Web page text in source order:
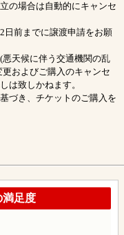
の場合は自動的にキャンセ
前までに譲渡申請をお願
天候に伴う交通機関の乱
およびご購入のキャンセ
は致しかねます。
づき、チケットのご購入を
満足度